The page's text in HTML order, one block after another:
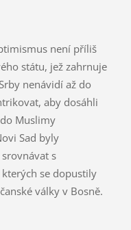
není příliš
státu, jež zahrnuje
nenávidí až do
aby dosáhli
Muslimy
Sad byly
s
se dopustily
války v Bosně.